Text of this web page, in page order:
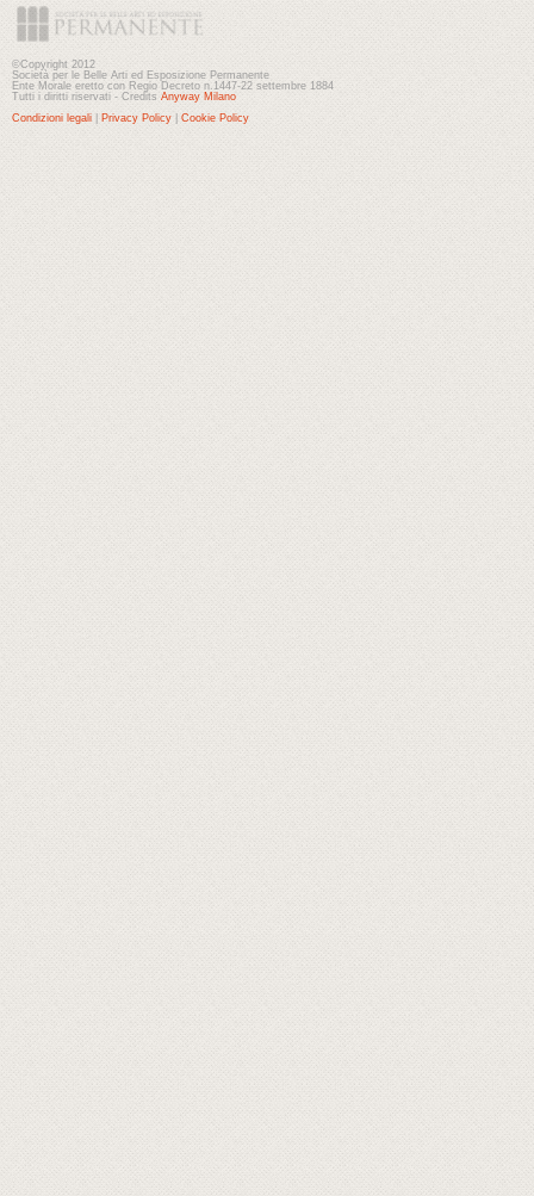
©Copyright 2012
Società per le Belle Arti ed Esposizione Permanente
Ente Morale eretto con Regio Decreto n.1447-22 settembre 1884
Tutti i diritti riservati - Credits Anyway Milano
Condizioni legali
Privacy Policy Cookie Policy